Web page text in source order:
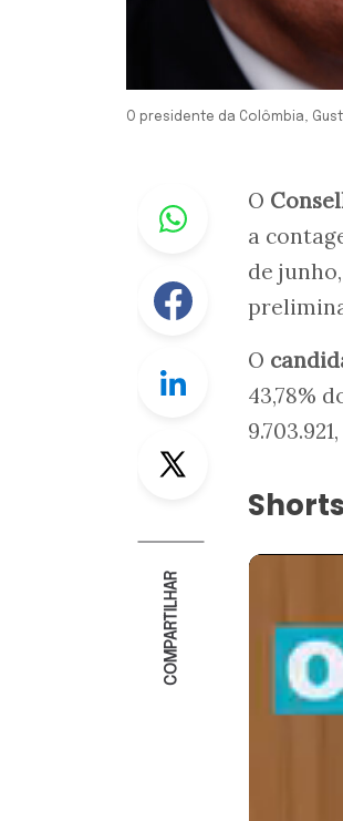
O presidente da Colômbia,
Whastapp
Facebook
Linkedin
Twitter
COMPARTILHAR
O
a
de
O
43,78%